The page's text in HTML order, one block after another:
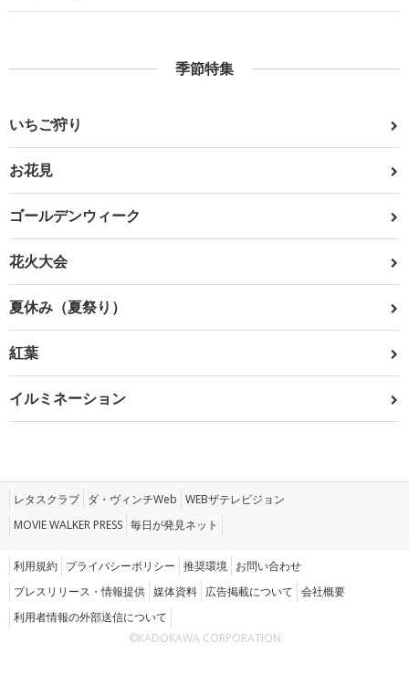
季節特集
いちご狩り
お花見
ゴールデンウィーク
花火大会
夏休み（夏祭り）
紅葉
イルミネーション
レタスクラブ ダ・ヴィンチWeb WEBザテレビジョン
MOVIE WALKER PRESS 毎日が発見ネット
利用規約 プライバシーポリシー 推奨環境 お問い合わせ
プレスリリース・情報提供 媒体資料 広告掲載について 会社概要
利用者情報の外部送信について
©KADOKAWA CORPORATION